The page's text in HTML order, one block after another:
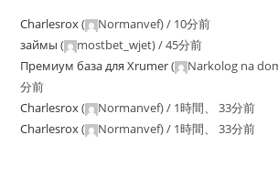
Charlesrox( Normanvef) / 10分前
займы ( mostbet_wjet) /45分前
Премиум база для Xrumer( Narkolog na
分前
Charlesrox( Normanvef) / 1時間、 33分前
Charlesrox( Normanvef) / 1時間、 33分前